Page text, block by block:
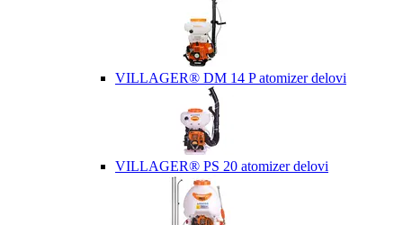
VILLAGER® DM 14 P atomizer delovi
VILLAGER® PS 20 atomizer delovi